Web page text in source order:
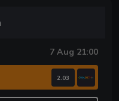
7 Aug 21:00
2.03